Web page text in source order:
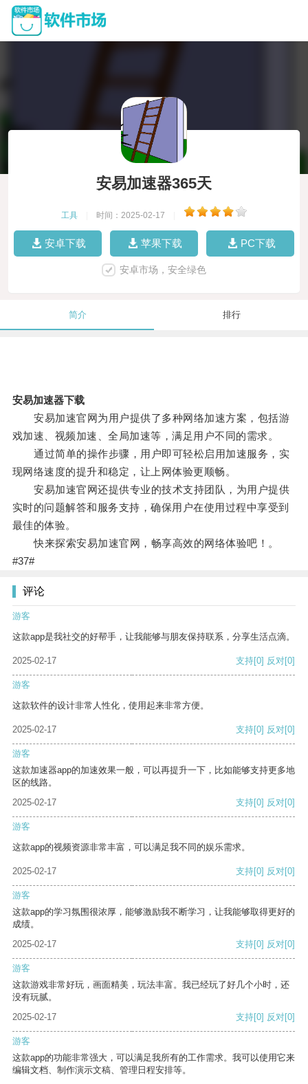
安易加速器365天
工具 时间：2025-02-17
安卓下载 苹果下载 PC下载
安卓市场，安全绿色
简介 排行
安易加速器下载
安易加速官网为用户提供了多种网络加速方案，包括游
戏加速、视频加速、全局加速等，满足用户不同的需求。
通过简单的操作步骤，用户即可轻松启用加速服务，实
现网络速度的提升和稳定，让上网体验更顺畅。
安易加速官网还提供专业的技术支持团队，为用户提供
实时的问题解答和服务支持，确保用户在使用过程中享受到
最佳的体验。
快来探索安易加速官网，畅享高效的网络体验吧！。
#37#
评论
游客
这款app是我社交的好帮手，让我能够与朋友保持联系，分享生活点滴。
2025-02-17 支持[0] 反对[0]
游客
这款软件的设计非常人性化，使用起来非常方便。
2025-02-17 支持[0] 反对[0]
游客
这款加速器app的加速效果一般，可以再提升一下，比如能够支持更多地
区的线路。
2025-02-17
支持[0] 反对[0]
游客
这款app的视频资源非常丰富，可以满足我不同的娱乐需求。
2025-02-17 支持[0] 反对[0]
游客
这款app的学习氛围很浓厚，能够激励我不断学习，让我能够取得更好的
成绩。
2025-02-17
支持[0] 反对[0]
游客
这款游戏非常好玩，画面精美，玩法丰富。我已经玩了好几个小时，还
没有玩腻。
2025-02-17
支持[0] 反对[0]
游客
这款app的功能非常强大，可以满足我所有的工作需求。我可以使用它来
编辑文档、制作演示文稿、管理日程安排等。